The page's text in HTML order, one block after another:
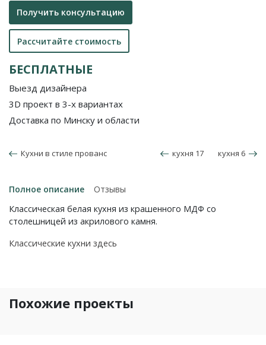
Получить консультацию
Рассчитайте стоимость
БЕСПЛАТНЫЕ
Выезд дизайнера
3D проект в 3-х вариантах
Доставка по Минску и области
Кухни в стиле прованс кухня 17 кухня 6
Полное описание
Отзывы
Классическая белая кухня из крашенного МДФ со
столешницей из акрилового камня.
Классические кухни здесь
Похожие проекты